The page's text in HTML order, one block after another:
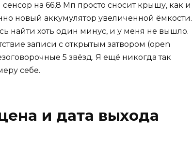
на 66,8 Мп просто сносит крышу, как и
новый аккумулятор увеличенной ёмкости.
найти хоть один минус, и у меня не вышло.
записи с открытым затвором (open
5 звёзд. Я ещё никогда так
себе.
и дата выхода